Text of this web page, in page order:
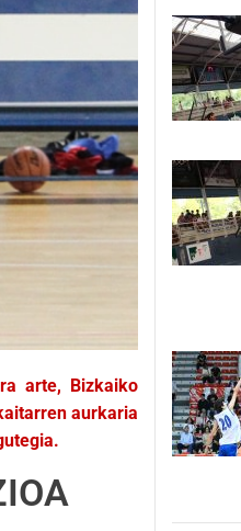
arte, Bizkaiko
aurkaria